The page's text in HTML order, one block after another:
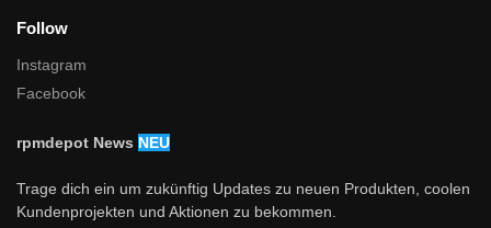
Follow
Instagram
Facebook
rpmdepot News NEU
Trage dich ein um zukünftig Updates zu neuen Produkten, coolen
Kundenprojekten und Aktionen zu bekommen.